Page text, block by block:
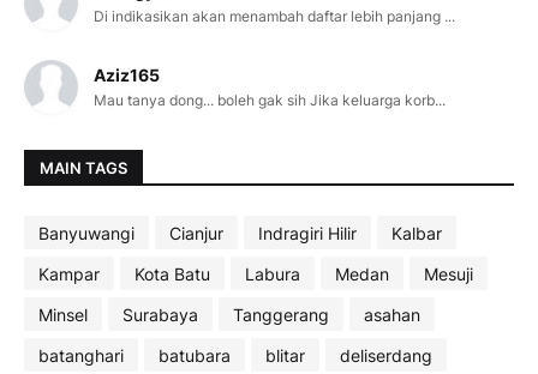
Di indikasikan akan menambah daftar lebih panjang ...
Aziz165
Mau tanya dong... boleh gak sih Jika keluarga korb...
MAIN TAGS
Banyuwangi Cianjur Indragiri Hilir
Kalbar
Kampar
Kota Batu Labura Medan
Mesuji
Minsel
Surabaya Tanggerang
asahan
batanghari
batubara blitar
deliserdang